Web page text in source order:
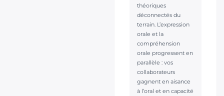
théoriques
déconnectés du
terrain. L’expression
orale et la
compréhension
orale progressent en
parallèle : vos
collaborateurs
gagnent en aisance
à l’oral et en capacité